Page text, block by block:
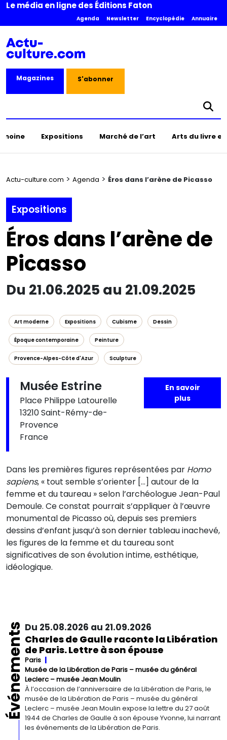
Le média en ligne des Éditions Faton
Agenda Newsletter Encyclopédie Annuaire
Magazines S'abonner
Expositions Marché de l’art Arts du livre
Actu-culture.com > Agenda > Éros dans l’arène de Picasso
Expositions
Éros dans l’arène de
Picasso
Du 21.06.2025 au 21.09.2025
Art moderne Expositions Cubisme Dessin
Époque contemporaine Peinture
Provence-Alpes-Côte d'Azur Sculpture
Musée Estrine
Place Philippe Latourelle
13210 Saint-Rémy-de-
Provence
France
En savoir
plus
Dans les premières figures représentées par Homo
sapiens, « tout semble s’orienter […] autour de la
femme et du taureau » selon l’archéologue Jean-Paul
Demoule. Ce constat pourrait s’appliquer à l’œuvre
monumental de Picasso où, depuis ses premiers
dessins d’enfant jusqu’à son dernier tableau inachevé,
les figures de la femme et du taureau sont
significatives de son évolution intime, esthétique,
idéologique.
ÉvénementsDu 25.08.2026 au 21.09.2026
Charles de Gaulle raconte la Libération
de Paris. Lettre à son épouse
Paris
Musée de la Libération de Paris – musée du général
Leclerc – musée Jean Moulin
À l’occasion de l’anniversaire de la Libération de Paris, le
musée de la Libération de Paris – musée du général
Leclerc – musée Jean Moulin expose la lettre du 27 août
1944 de Charles de Gaulle à son épouse Yvonne, lui narrant
les événements de la Libération de Paris.